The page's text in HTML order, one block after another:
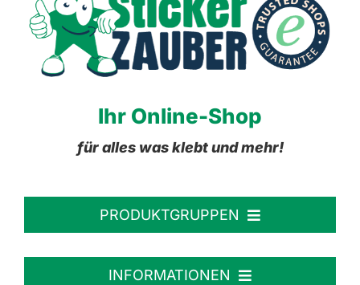
Ihr Online-Shop
für alles was klebt und mehr!
PRODUKTGRUPPEN
Personalisierte Aufkleber
INFORMATIONEN